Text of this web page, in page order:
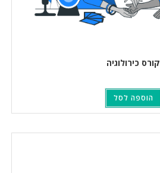
קורס כירולוגיה
הוספה לסל